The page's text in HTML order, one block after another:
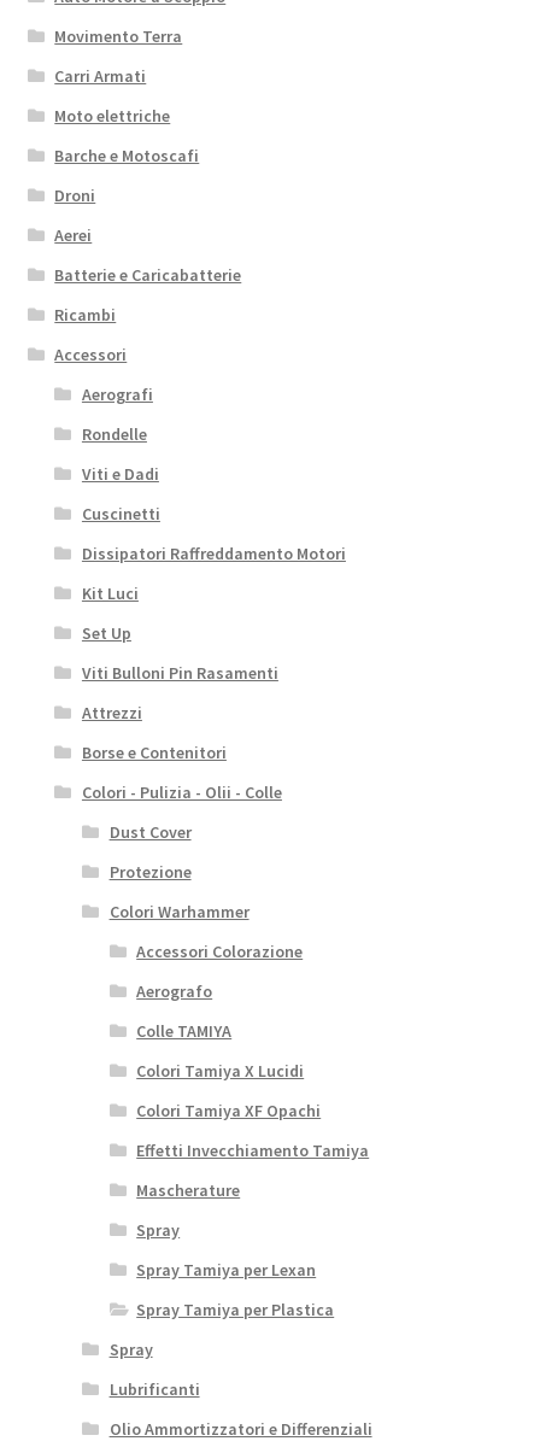
Movimento Terra
Carri Armati
Moto elettriche
Barche e Motoscafi
Droni
Aerei
Batterie e Caricabatterie
Ricambi
Accessori
Aerografi
Rondelle
Viti e Dadi
Cuscinetti
Dissipatori Raffreddamento Motori
Kit Luci
Set Up
Viti Bulloni Pin Rasamenti
Attrezzi
Borse e Contenitori
Colori - Pulizia - Olii - Colle
Dust Cover
Protezione
Colori Warhammer
Accessori Colorazione
Aerografo
Colle TAMIYA
Colori Tamiya X Lucidi
Colori Tamiya XF Opachi
Effetti Invecchiamento Tamiya
Mascherature
Spray
Spray Tamiya per Lexan
Spray Tamiya per Plastica
Spray
Lubrificanti
Olio Ammortizzatori e Differenziali